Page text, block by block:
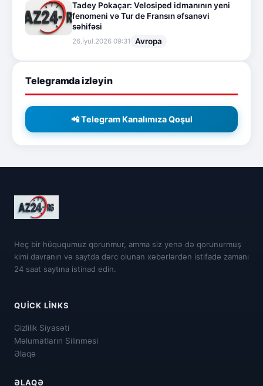
Tadey Pokaçar: Velosiped idmanının yeni
fenomeni və Tur de Fransın əfsanəvi
səhifəsi
26.İyul.2026 09:31 Avropa
Telegramda izləyin
📲 Telegram Kanalımıza Qoşul
Heç bir hüququmuz qorunmur, amma siz yenə də qorunurmuş
kimi davranın və saytda dərc olunan xəbərlərdən istifadə zamanı
24 saat saytına istinad edin.
QUICK LINKS
Gizlilik Siyasəti
Məlumatların Silinməsi
Əlaqə
ƏLAQƏ